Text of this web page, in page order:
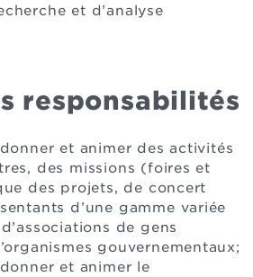
et d’analyse
responsabilités
et animer des activités
des missions (foires et
des projets, de concert
d’une gamme variée
de gens
gouvernementaux;
et animer le